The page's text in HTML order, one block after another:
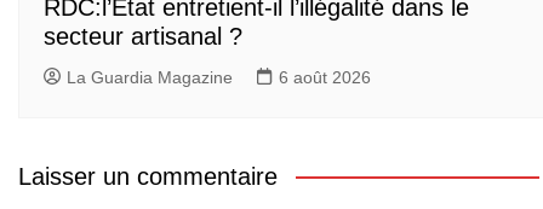
RDC:l’État entretient-il l’illégalité dans le
secteur artisanal ?
La Guardia Magazine 6 août 2026
Laisser un commentaire